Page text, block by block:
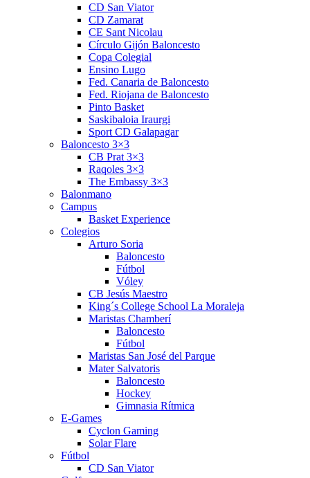
CD San Viator
CD Zamarat
CE Sant Nicolau
Círculo Gijón Baloncesto
Copa Colegial
Ensino Lugo
Fed. Canaria de Baloncesto
Fed. Riojana de Baloncesto
Pinto Basket
Saskibaloia Iraurgi
Sport CD Galapagar
Baloncesto 3×3
CB Prat 3×3
Raqoles 3×3
The Embassy 3×3
Balonmano
Campus
Basket Experience
Colegios
Arturo Soria
Baloncesto
Fútbol
Vóley
CB Jesús Maestro
King´s College School La Moraleja
Maristas Chamberí
Baloncesto
Fútbol
Maristas San José del Parque
Mater Salvatoris
Baloncesto
Hockey
Gimnasia Rítmica
E-Games
Cyclon Gaming
Solar Flare
Fútbol
CD San Viator